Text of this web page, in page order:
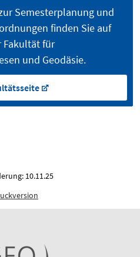
Semesterplanung und
finden Sie auf
Fakultät für
und Geodäsie.
10.11.25